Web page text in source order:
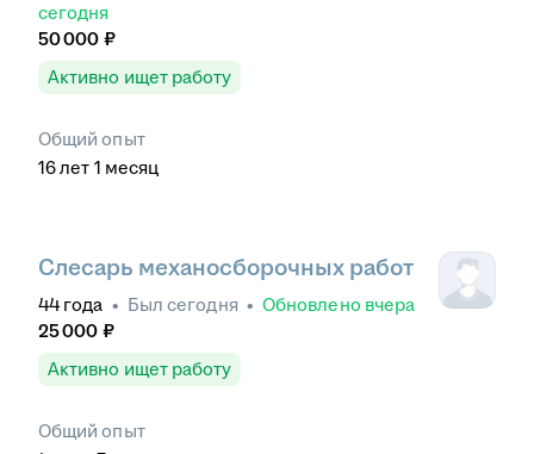
сегодня
50 000 ₽
Активно ищет работу
Общий опыт
16лет 1 месяц
Слесарь механосборочных работ
44 года • Был сегодня • Обновлено вчера
25 000 ₽
Активно ищет работу
Общий опыт